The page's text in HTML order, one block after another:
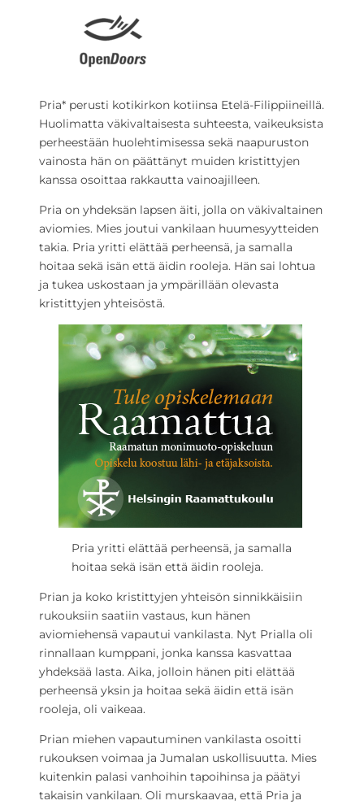
Pria* perusti kotikirkon kotiinsa Etelä-Filippiineillä.
Huolimatta väkivaltaisesta suhteesta, vaikeuksista
perheestään huolehtimisessa sekä naapuruston
vainosta hän on päättänyt muiden kristittyjen
kanssa osoittaa rakkautta vainoajilleen.
Pria on yhdeksän lapsen äiti, jolla on väkivaltainen
aviomies. Mies joutui vankilaan huumesyytteiden
takia. Pria yritti elättää perheensä, ja samalla
hoitaa sekä isän että äidin rooleja. Hän sai lohtua
ja tukea uskostaan ja ympärillään olevasta
kristittyjen yhteisöstä.
Pria yritti elättää perheensä, ja samalla
hoitaa sekä isän että äidin rooleja.
Prian ja koko kristittyjen yhteisön sinnikkäisiin
rukouksiin saatiin vastaus, kun hänen
aviomiehensä vapautui vankilasta. Nyt Prialla oli
rinnallaan kumppani, jonka kanssa kasvattaa
yhdeksää lasta. Aika, jolloin hänen piti elättää
perheensä yksin ja hoitaa sekä äidin että isän
rooleja, oli vaikeaa.
Prian miehen vapautuminen vankilasta osoitti
rukouksen voimaa ja Jumalan uskollisuutta. Mies
kuitenkin palasi vanhoihin tapoihinsa ja päätyi
takaisin vankilaan. Oli murskaavaa, että Pria ja